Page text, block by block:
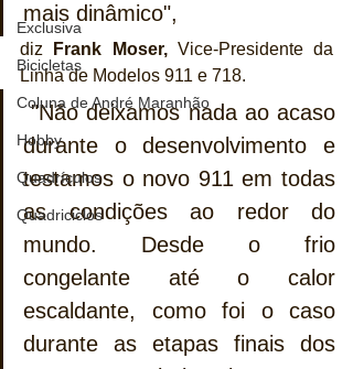
Exclusiva
Bicicletas
Coluna de André Maranhão
Hobby
Quadrículos
Quadriciclos
mais dinâmico",
diz Frank Moser, Vice-Presidente da
Linha de Modelos 911 e 718.
"Não deixamos nada ao acaso
durante o desenvolvimento e
testamos o novo 911 em todas
as condições ao redor do
mundo. Desde o frio
congelante até o calor
escaldante, como foi o caso
durante as etapas finais dos